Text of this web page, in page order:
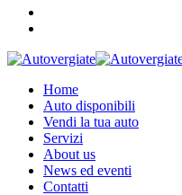
Home
Auto disponibili
Vendi la tua auto
Servizi
About us
News ed eventi
Contatti